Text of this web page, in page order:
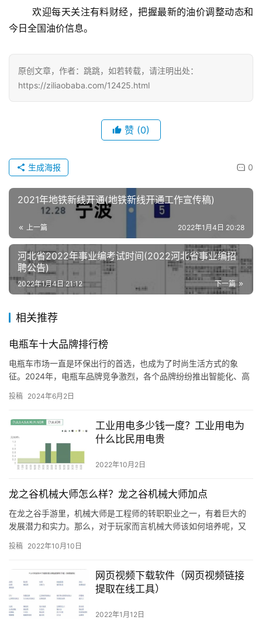
	欢迎每天关注有料财经，把握最新的油价调整动态和
今日全国油价信息。
原创文章，作者：跳跳，如若转载，请注明出处：
https://ziliaobaba.com/12425.html
赞 (0)
0
生成海报
2021年地铁新线开通(地铁新线开通工作宣传稿)
上一篇 2022年1月4日 20:28
河北省2022年事业编考试时间(2022河北省事业编招
聘公告)
下一篇
2022年1月4日 21:12
相关推荐
电瓶车十大品牌排行榜
电瓶车市场一直是环保出行的首选，也成为了时尚生活方式的象
征。2024年，电瓶车品牌竞争激烈，各个品牌纷纷推出智能化、高
行…
投稿 2024年6月2日
工业用电多少钱一度？工业用电为
什么比民用电贵
2022年10月2日
龙之谷机械大师怎么样？龙之谷机械大师加点
在龙之谷手游里，机械大师是工程师的转职职业之一，有着巨大的
发展潜力和实力。那么，对于玩家而言机械大师该如何培养呢，又
械大…
投稿 2022年10月10日
网页视频下载软件（网页视频链接
提取在线工具）
2022年1月12日